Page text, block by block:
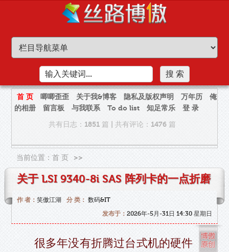
首 页 唧唧歪歪 关于我&博客 隐私及版权声明 万年历
俺
的相册
留言板 与我联系 To do list 知足常乐
登 录
共有日志：1851 篇
共有评论：1476 篇
当前位置：首 页 >>
关于 LSI 9340-8i SAS 阵列卡的一点折磨
作 者：笑傲江湖 分 类： 数码&IT
发布于： 2026年-5月-31日 14:30 星期日
很多年没有折腾过台式机的硬件